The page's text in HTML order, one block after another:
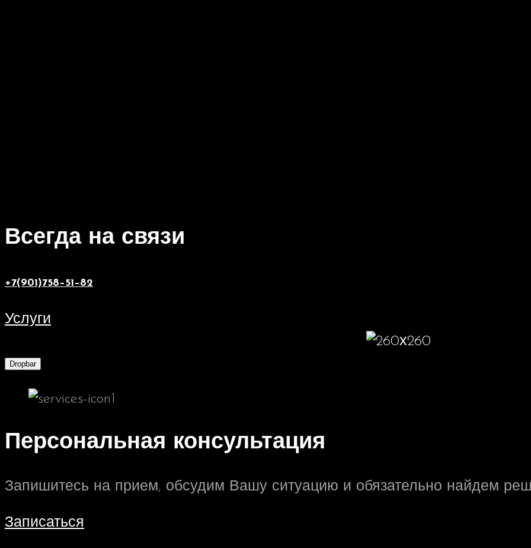
Всегда на связи
+7(901)758–51–82
Услуги
Dropbar
Персональная консультация
Запишитесь на прием, обсудим Вашу ситуацию и обязательно найдем
Записаться